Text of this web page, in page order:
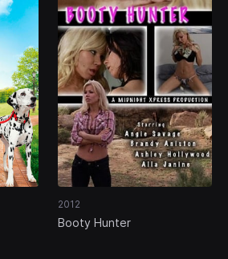
2012
Booty Hunter